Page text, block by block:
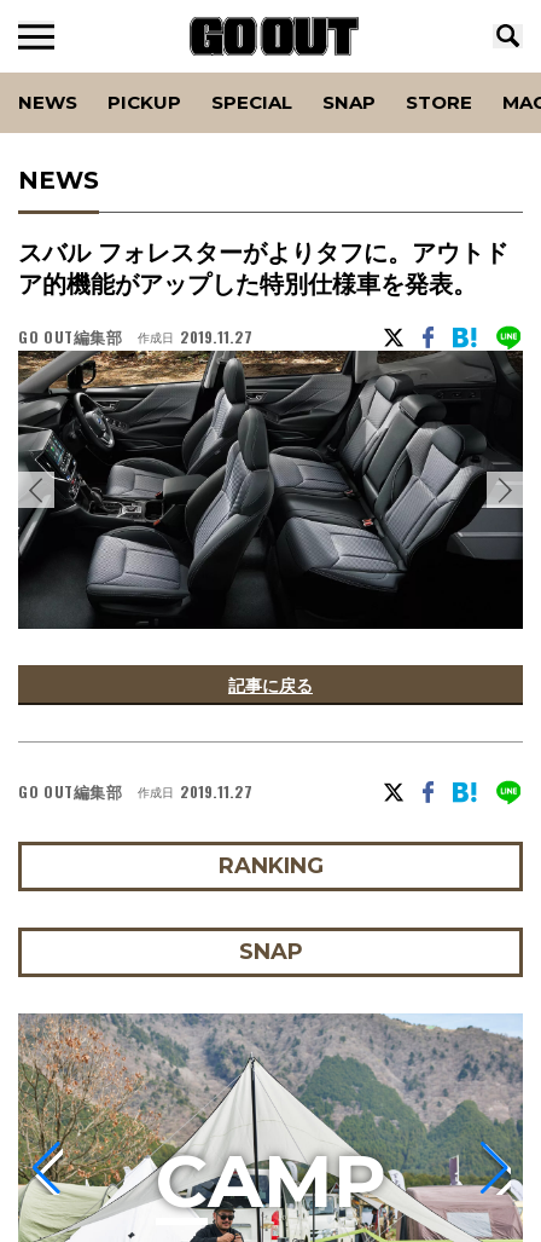
NEWS PICKUP SPECIAL SNAP STORE
NEWS
スバル フォレスターがよりタフに。アウトド
ア的機能がアップした特別仕様車を発表。
GO OUT編集部 作成日 2019.11.27
記事に戻る
GO OUT編集部 作成日 2019.11.27
RANKING
SNAP
CAMP